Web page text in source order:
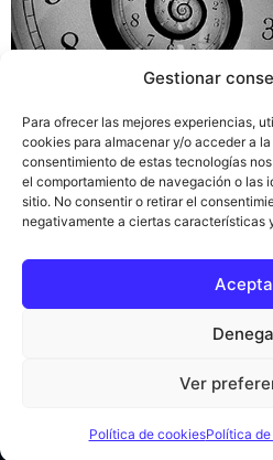
Gestionar
Para ofrecer las mejores experiencias,
cookies para almacenar y/o acceder a
consentimiento de estas tecnologías
el comportamiento de navegación o las
sitio. No consentir o retirar el
negativamente a ciertas características
Ver
Política de cookiesPolítica
viajes en el tiempo de David
José García-Encinas de la
praxis filosófica sobre las
viajes en el tiempo con la que
conceptos sobre sucesos
paradoja del abuelo entre
Ciencia del
Política de cookies
Todos los